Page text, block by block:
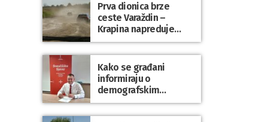
Prva dionica brze
ceste Varaždin –
Krapina napreduje
prema planu
Kako se građani
informiraju o
demografskim
mjerama? Sudjelujte u
istraživanju!